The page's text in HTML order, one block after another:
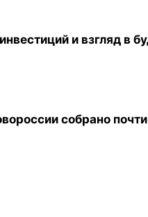
и взгляд в
собрано